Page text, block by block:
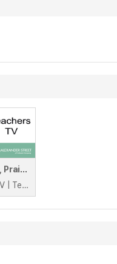
Movement, Praise and Groups
Teachers TV | Teachers TV